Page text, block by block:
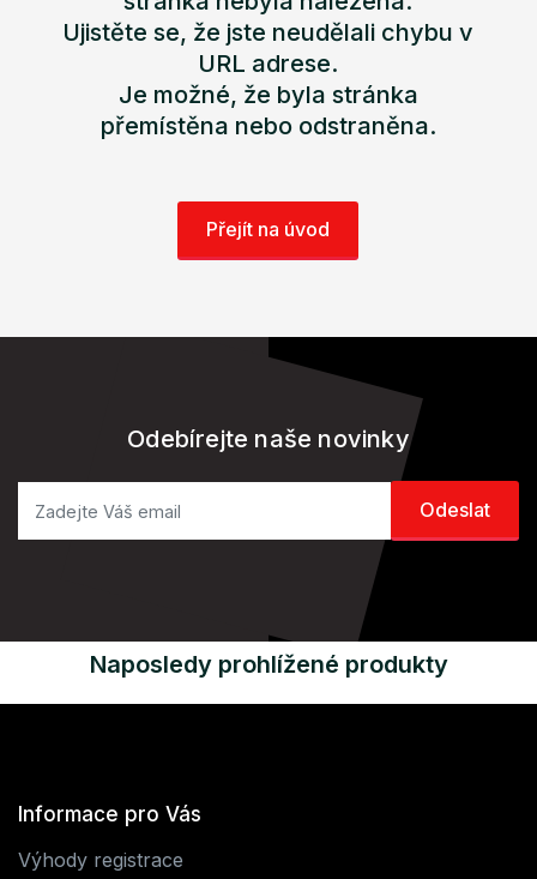
Ujistěte se, že jste neudělali chybu v
URL adrese.
Je možné, že byla stránka
přemístěna nebo odstraněna.
Přejít na úvod
Odebírejte naše novinky
Naposledy prohlížené produkty
Informace pro Vás
Výhody registrace